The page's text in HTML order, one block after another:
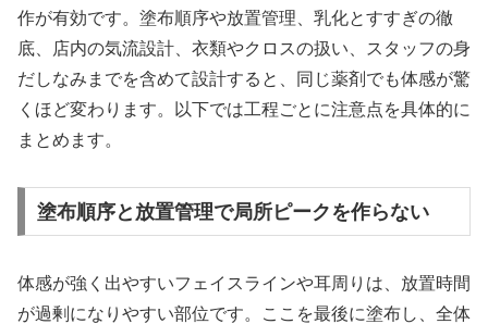
作が有効です。塗布順序や放置管理、乳化とすすぎの徹
底、店内の気流設計、衣類やクロスの扱い、スタッフの身
だしなみまでを含めて設計すると、同じ薬剤でも体感が驚
くほど変わります。以下では工程ごとに注意点を具体的に
まとめます。
塗布順序と放置管理で局所ピークを作らない
体感が強く出やすいフェイスラインや耳周りは、放置時間
が過剰になりやすい部位です。ここを最後に塗布し、全体